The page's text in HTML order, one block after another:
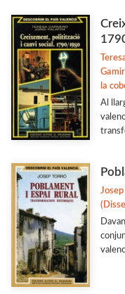
Col·laboració amb Altres
Veure-les totes... (77)
MATÈRIES
Arqueologia
Biografies
Dret i Economia
Estudis Generals
Estudis Literaris
Etnologia
la
Al